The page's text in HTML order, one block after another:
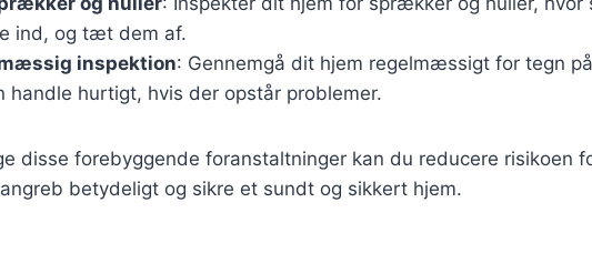
ind, og tæt dem af.
inspektion: Gennemgå dit hjem regelmæssigt for tegn
handle hurtigt, hvis der opstår problemer.
disse forebyggende foranstaltninger kan du reducere risikoen
betydeligt og sikre et sundt og sikkert hjem.